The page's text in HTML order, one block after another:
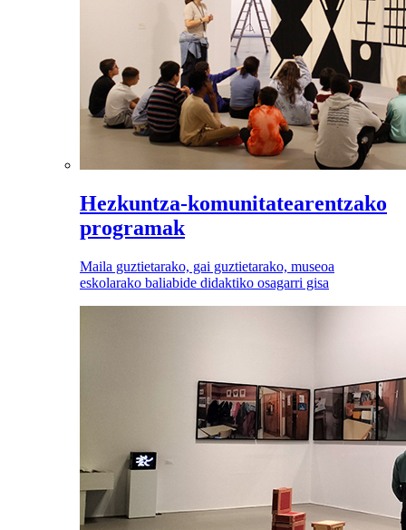
Hezkuntza-komunitatearentzako
programak
Maila guztietarako, gai guztietarako, museoa
eskolarako baliabide didaktiko osagarri gisa